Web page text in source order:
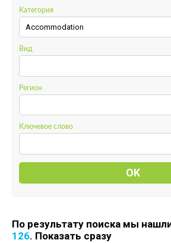
Категория
Accommodation
Вид
Регион
Ключевое слово
По результату поиска мы
126. Показать сразу